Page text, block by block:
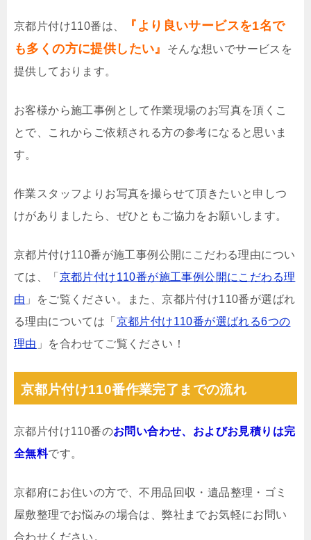
京都片付け110番は、
『より良いサービスを1名で
も多くの方に提供したい』
そんな想いでサービスを
提供しております。
お客様から施工事例として作業現場のお写真を頂くこ
とで、これからご依頼される方の参考になると思いま
す。
作業スタッフよりお写真を撮らせて頂きたいと申しつ
けがありましたら、ぜひともご協力をお願いします。
京都片付け110番が施工事例公開にこだわる理由につい
ては、「 京都片付け110番が施工事例公開にこだわる理
由 」をご覧ください。また、京都片付け110番が選ばれ
る理由については「 京都片付け110番が選ばれる6つの
理由 」を合わせてご覧ください！
京都片付け110番作業完了までの流れ
京都片付け110番のお問い合わせ、およびお見積りは完
全無料です。
京都府にお住いの方で、不用品回収・遺品整理・ゴミ
屋敷整理でお悩みの場合は、弊社までお気軽にお問い
合わせください。